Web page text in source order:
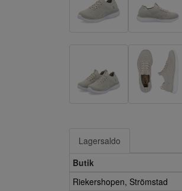
Lagersaldo
Butik
Riekershopen, Strömstad